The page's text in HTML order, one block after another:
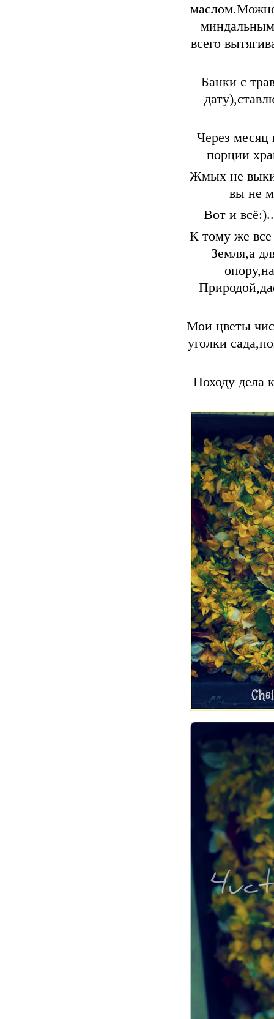
всего
Банки с
Через
порции
Жмых не
вы не
Вот и
К тому же все
Земля,а
Мои цветы
уголки
Походу дела